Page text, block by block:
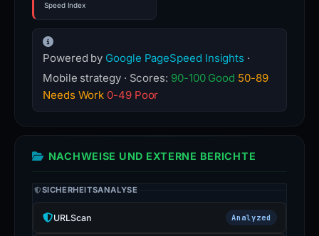
Speed Index
Powered by Google PageSpeed Insights ·
Mobile strategy · Scores: 90-100 Good 50-89
Needs Work 0-49 Poor
NACHWEISE UND EXTERNE BERICHTE
SICHERHEITSANALYSE
URLScan Analyzed